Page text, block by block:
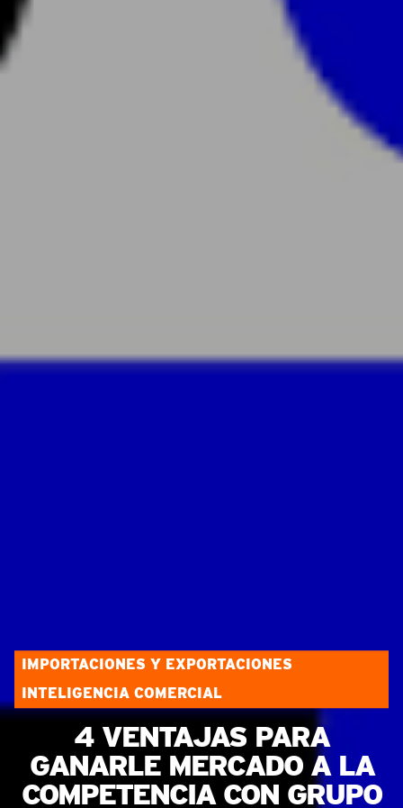
IMPORTACIONES Y EXPORTACIONES
INTELIGENCIA COMERCIAL
4 VENTAJAS PARA
GANARLE MERCADO A LA
COMPETENCIA CON GRUPO